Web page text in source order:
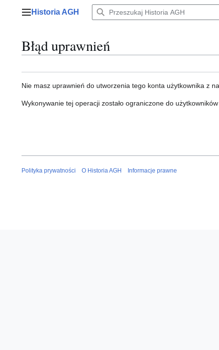
Menu główne
Historia AGH
Błąd uprawnień
Nie masz uprawnień do utworzenia tego konta użytkownika z
Wykonywanie tej operacji zostało ograniczone do
Polityka prywatności O Historia AGH Informacje prawne